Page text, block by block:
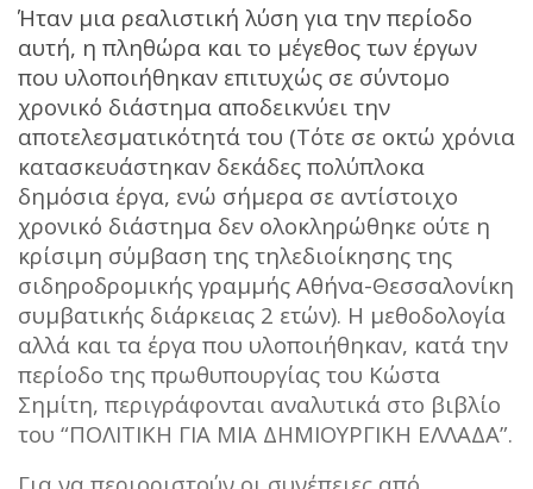
Ήταν μια ρεαλιστική λύση για την περίοδο
αυτή, η πληθώρα και το μέγεθος των έργων
που υλοποιήθηκαν επιτυχώς σε σύντομο
χρονικό διάστημα αποδεικνύει την
αποτελεσματικότητά του (Τότε σε οκτώ χρόνια
κατασκευάστηκαν δεκάδες πολύπλοκα
δημόσια έργα, ενώ σήμερα σε αντίστοιχο
χρονικό διάστημα δεν ολοκληρώθηκε ούτε η
κρίσιμη σύμβαση της τηλεδιοίκησης της
σιδηροδρομικής γραμμής Αθήνα-Θεσσαλονίκη
συμβατικής διάρκειας 2 ετών). Η μεθοδολογία
αλλά και τα έργα που υλοποιήθηκαν, κατά την
περίοδο της πρωθυπουργίας του Κώστα
Σημίτη, περιγράφονται αναλυτικά στο βιβλίο
του “ΠΟΛΙΤΙΚΗ ΓΙΑ ΜΙΑ ΔΗΜΙΟΥΡΓΙΚΗ ΕΛΛΑΔΑ”.